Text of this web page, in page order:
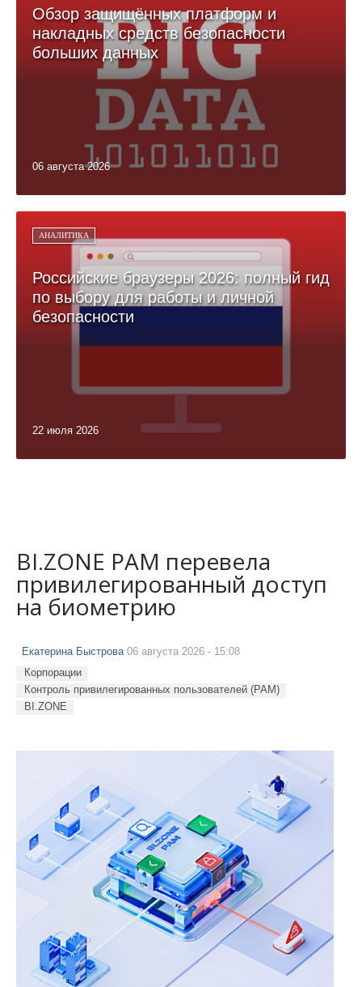
Обзор защищённых платформ и
накладных средств безопасности
больших данных
06 августа 2026
АНАЛИТИКА
Российские браузеры 2026: полный гид
по выбору для работы и личной
безопасности
22 июля 2026
BI.ZONE PAM перевела
привилегированный доступ
на биометрию
Екатерина Быстрова06 августа 2026 - 15:08
Корпорации
Контроль привилегированных пользователей (PAM)
BI.ZONE